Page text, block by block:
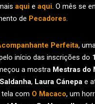
aqui e aqui. O mês se
de Pecadores.
Perfeita,
início das inscrições do
a mostra Mestras do
, Laura Cánepa e
com O Macaco, um